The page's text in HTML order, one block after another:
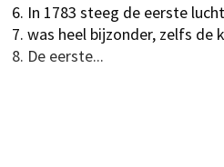
In 1783 steeg de eerste
was heel bijzonder, zelfs de
De eerste...